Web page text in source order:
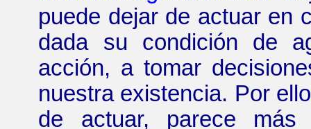
puede dejar de actuar en
dada su condición de
acción, a tomar
nuestra existencia. Por
de actuar, parece